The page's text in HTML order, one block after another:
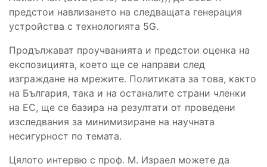
предстои навлизането на следващата генерация
устройства с технологията 5G.
Продължават проучванията и предстои оценка на
експозицията, което ще се направи след
изграждане на мрежите. Политиката за това, както
на България, така и на останалите страни членки
на ЕС, ще се базира на резултати от проведени
изследвания за минимизиране на научната
несигурност по темата.
Цялото интервю с проф. М. Израел можете да